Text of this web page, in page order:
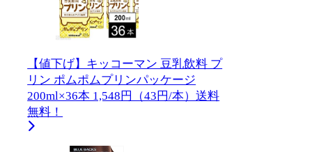
【値下げ】キッコーマン 豆乳飲料 プ
リン ポムポムプリンパッケージ
200ml×36本 1,548円（43円/本）送料
無料！